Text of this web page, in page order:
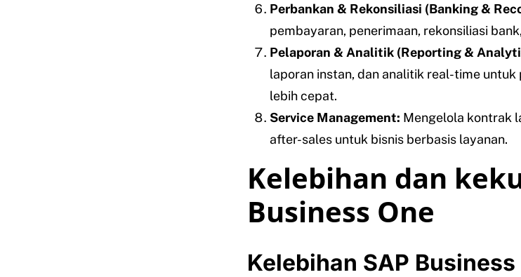
Perbankan & Rekonsiliasi (Banking &
pembayaran, penerimaan, rekonsiliasi
Pelaporan & Analitik (Reporting &
laporan instan, dan analitik real-time
lebih cepat.
Service Management: Mengelola kontrak
after-sales untuk bisnis berbasis layanan.
Kelebihan dan
Business One
Kelebihan SAP Business